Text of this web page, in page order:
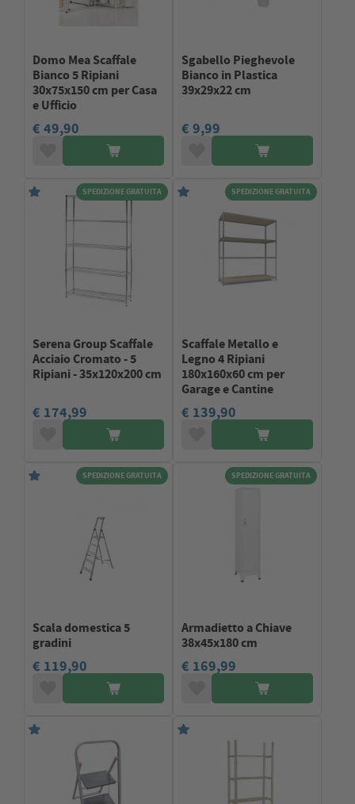
Domo Mea Scaffale
Bianco 5 Ripiani
30x75x150 cm per Casa
e Ufficio
€ 49,90
Sgabello Pieghevole
Bianco in Plastica
39x29x22 cm
€ 9,99
SPEDIZIONE GRATUITA
Serena Group Scaffale
Acciaio Cromato - 5
Ripiani - 35x120x200 cm
€ 174,99
SPEDIZIONE GRATUITA
Scaffale Metallo e
Legno 4 Ripiani
180x160x60 cm per
Garage e Cantine
€ 139,90
SPEDIZIONE GRATUITA
Scala domestica 5
gradini
€ 119,90
SPEDIZIONE GRATUITA
Armadietto a Chiave
38x45x180 cm
€ 169,99